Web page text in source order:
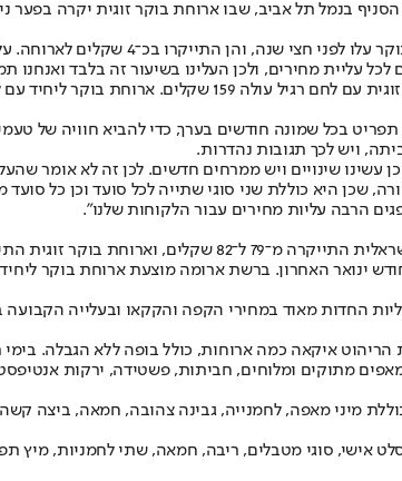
קובי אלון, מנכ"ל קבוצת קפה קפה,
לכל עליית מחירים, ולכן העלינו בשיעור זה בלבד
תפריט בכל שמונה חודשים בערך, כדי להביא חוויה של
ויש לכך תגובות נהדרות.
שינויים ויש ממרחים חדשים. לכן זה לא אומר
שכן היא כוללת שני סוגי שתייה לכל סועד וכן כל
הרבה עליות מחירים עבור הלקוחות שלנו".
זו כוללת סוג אחד בלבד של שתייה לסועד.
החדות מאוד במחירי הקפה והקקאו ובעלייה
ארוחות, כולל בופה ללא הגבלה. בימי רביעי בלבד מוצע בופה
מתוקים ומלוחים, חביתות, פשטידה, ירקות
ארוחת בוקר מיני בעלות של 9 שקלים בלבד, הכוללת מיני מאפה,